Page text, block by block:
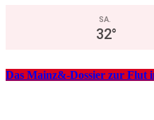
SA.
32°
Das Mainz&-Dossier zur Flut